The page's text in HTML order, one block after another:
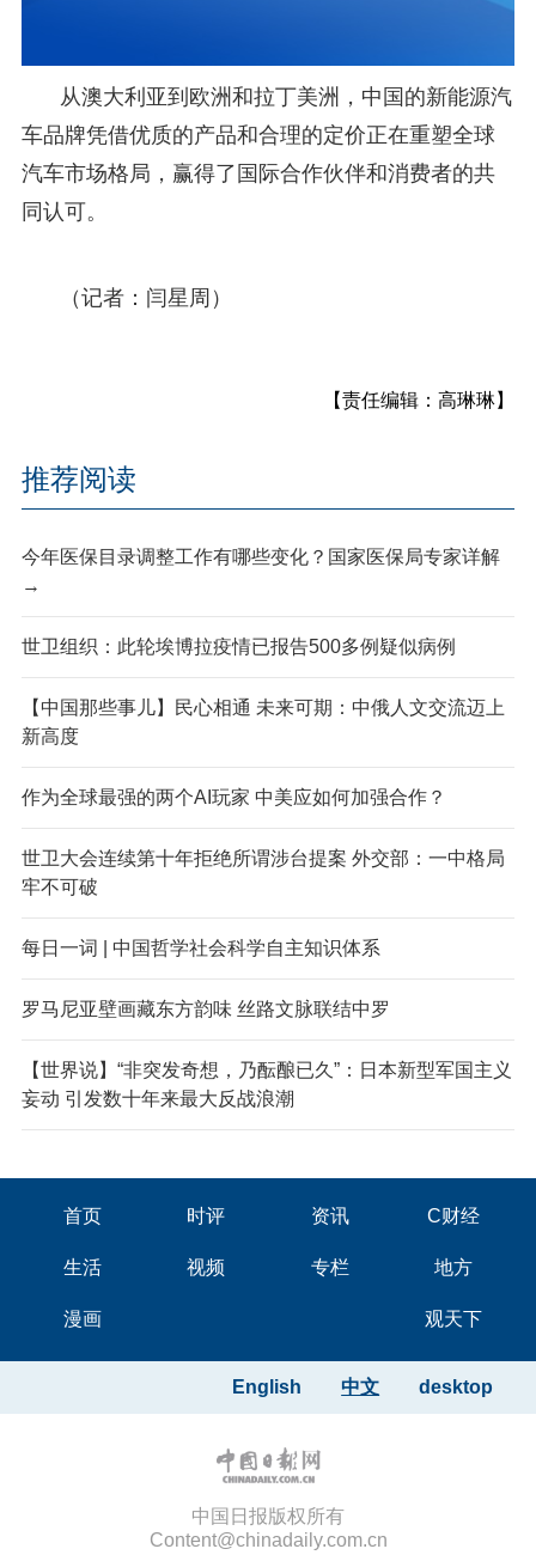
从澳大利亚到欧洲和拉丁美洲，中国的新能源汽
车品牌凭借优质的产品和合理的定价正在重塑全球
汽车市场格局，赢得了国际合作伙伴和消费者的共
同认可。
（记者：闫星周）
【责任编辑：高琳琳】
推荐阅读
今年医保目录调整工作有哪些变化？国家医保局专家详解
→
世卫组织：此轮埃博拉疫情已报告500多例疑似病例
【中国那些事儿】民心相通 未来可期：中俄人文交流迈上
新高度
作为全球最强的两个AI玩家 中美应如何加强合作？
世卫大会连续第十年拒绝所谓涉台提案 外交部：一中格局
牢不可破
每日一词 | 中国哲学社会科学自主知识体系
罗马尼亚壁画藏东方韵味 丝路文脉联结中罗
【世界说】“非突发奇想，乃酝酿已久”：日本新型军国主义
妄动 引发数十年来最大反战浪潮
首页 时评 资讯 C财经
生活 视频 专栏 地方
漫画 观天下
desktop
中文
English
中国日报版权所有
Content@chinadaily.com.cn